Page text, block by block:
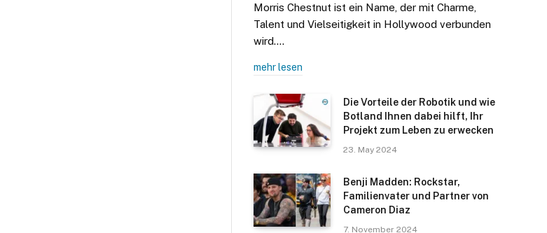
Morris Chestnut ist ein Name, der mit Charme,
Talent und Vielseitigkeit in Hollywood verbunden
wird.…
mehr lesen
Die Vorteile der Robotik und wie
Botland Ihnen dabei hilft, Ihr
Projekt zum Leben zu erwecken
23. May 2024
Benji Madden: Rockstar,
Familienvater und Partner von
Cameron Diaz
7. November 2024